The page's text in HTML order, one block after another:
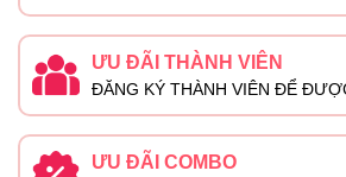
ƯU ĐÃI THÀNH VIÊN
ĐĂNG KÝ THÀNH VIÊN ĐỂ
ƯU ĐÃI COMBO